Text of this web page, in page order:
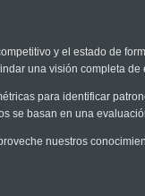
y el estado de
una visión completa de
para identificar
se basan en una
nuestros